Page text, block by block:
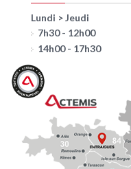
Lundi > Jeudi
7h30 - 12h00
14h00 - 17h30